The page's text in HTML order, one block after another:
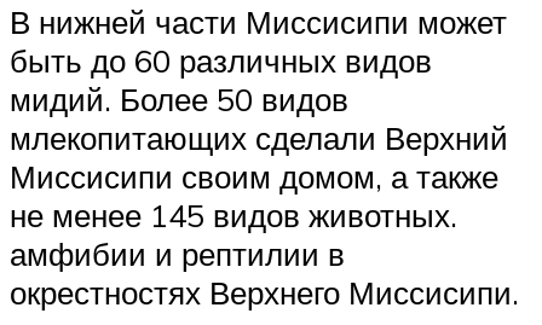
В нижней части Миссисипи может
быть до 60 различных видов
мидий. Более 50 видов
млекопитающих сделали Верхний
Миссисипи своим домом, а также
не менее 145 видов животных.
амфибии и рептилии в
окрестностях Верхнего Миссисипи.